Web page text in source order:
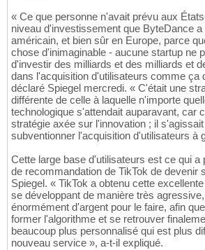
« Ce que personne n'avait prévu aux
niveau d'investissement que ByteDance
américain, et bien sûr en Europe, parce
chose d'inimaginable - aucune startup ne
d'investir des milliards et des milliards et
dans l'acquisition d'utilisateurs comme ça
déclaré Spiegel mercredi. « C'était une
différente de celle à laquelle n'importe
technologique s'attendait auparavant, car
stratégie axée sur l'innovation ; il
subventionner l'acquisition d'utilisateurs à
Cette large base d'utilisateurs est ce qui a
de recommandation de TikTok de devenir
Spiegel. « TikTok a obtenu cette
se développant de manière très
énormément d'argent pour le faire, afin
former l'algorithme et se retrouver
beaucoup plus personnalisé qui est plus
nouveau service », a-t-il expliqué.